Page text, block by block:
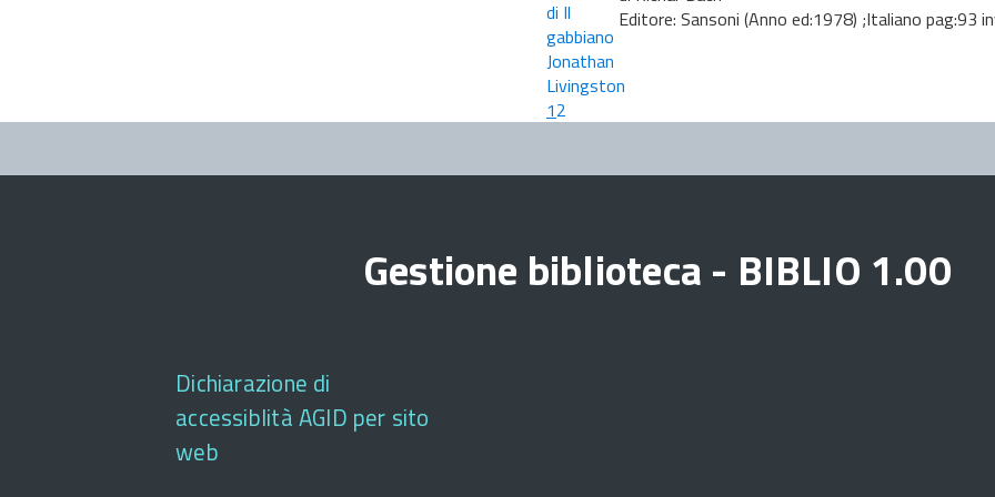
Editore: Sansoni (Anno ed:1978) ;Italiano pag:93
12
Gestione biblioteca - BIBLIO 1.00
Dichiarazione di
accessiblità AGID per sito
web